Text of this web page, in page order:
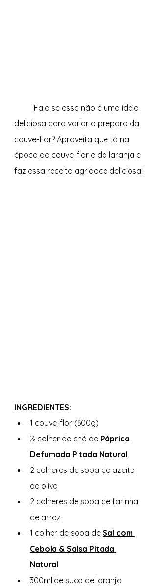
	F
ala se essa não é uma ideia
deliciosa para variar o preparo da
couve-flor? Aproveita que tá na
época da couve-flor e da laranja e
faz essa receita agridoce deliciosa!
INGREDIENTES:
1 couve-flor (600g)
½ colher de chá de Páprica
Defumada Pitada Natural
2 colheres de sopa de azeite
de oliva
2 colheres de sopa de farinha
de arroz
1 colher de sopa de Sal com
Cebola & Salsa Pitada
Natural
300ml de suco de laranja